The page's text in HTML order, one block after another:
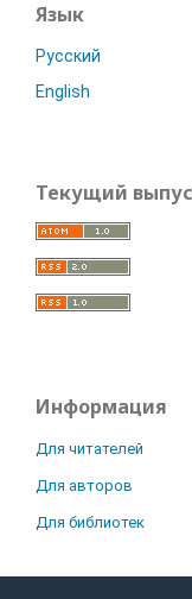
Язык
Русский
English
Текущий
Информация
Для читателей
Для авторов
Для библиотек